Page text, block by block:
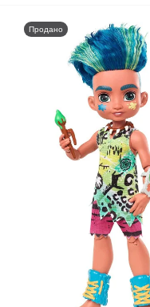
Продано